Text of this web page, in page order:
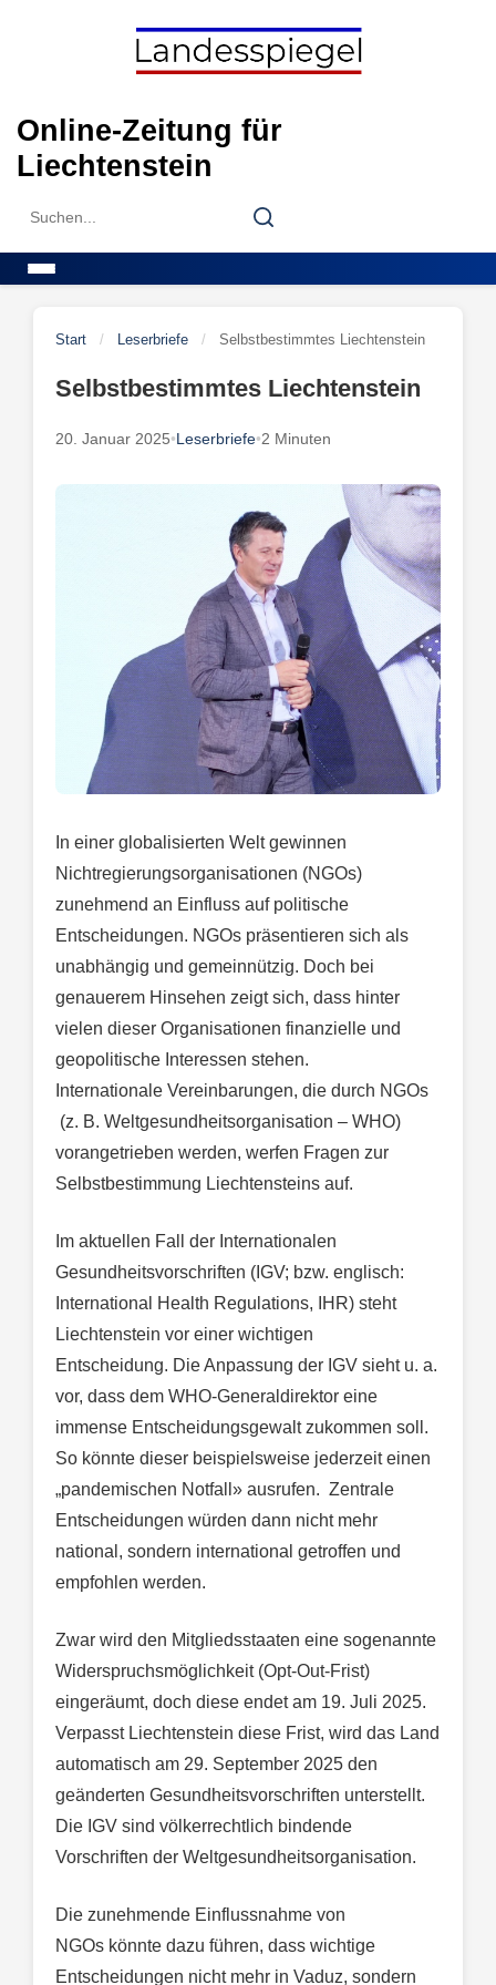
Online-Zeitung für
Liechtenstein
Search
Search
Start / Leserbriefe / Selbstbestimmtes Liechtenstein
Selbstbestimmtes Liechtenstein
20. Januar 2025•Leserbriefe•2 Minuten
In einer globalisierten Welt gewinnen
Nichtregierungsorganisationen (NGOs)
zunehmend an Einfluss auf politische
Entscheidungen. NGOs präsentieren sich als
unabhängig und gemeinnützig. Doch bei
genauerem Hinsehen zeigt sich, dass hinter
vielen dieser Organisationen finanzielle und
geopolitische Interessen stehen.
Internationale Vereinbarungen, die durch NGOs
(z. B. Weltgesundheitsorganisation – WHO)
vorangetrieben werden, werfen Fragen zur
Selbstbestimmung Liechtensteins auf.
Im aktuellen Fall der Internationalen
Gesundheitsvorschriften (IGV; bzw. englisch:
International Health Regulations, IHR) steht
Liechtenstein vor einer wichtigen
Entscheidung. Die Anpassung der IGV sieht u. a.
vor, dass dem WHO-Generaldirektor eine
immense Entscheidungsgewalt zukommen soll.
So könnte dieser beispielsweise jederzeit einen
„pandemischen Notfall» ausrufen. Zentrale
Entscheidungen würden dann nicht mehr
national, sondern international getroffen und
empfohlen werden.
Zwar wird den Mitgliedsstaaten eine sogenannte
Widerspruchsmöglichkeit (Opt-Out-Frist)
eingeräumt, doch diese endet am 19. Juli 2025.
Verpasst Liechtenstein diese Frist, wird das Land
automatisch am 29. September 2025 den
geänderten Gesundheitsvorschriften unterstellt.
Die IGV sind völkerrechtlich bindende
Vorschriften der Weltgesundheitsorganisation.
Die zunehmende Einflussnahme von
NGOs könnte dazu führen, dass wichtige
Entscheidungen nicht mehr in Vaduz, sondern